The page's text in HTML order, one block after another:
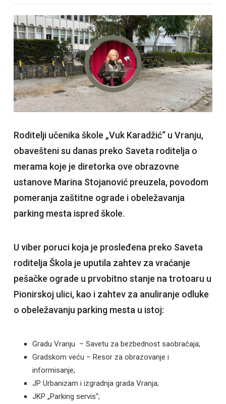
Roditelji učenika škole „Vuk Karadžić“ u Vranju,
obavešteni su danas preko Saveta roditelja o
merama koje je diretorka ove obrazovne
ustanove Marina Stojanović preuzela, povodom
pomeranja zaštitne ograde i obeležavanja
parking mesta ispred škole.
U viber poruci koja je prosleđena preko Saveta
roditelja Škola je uputila zahtev za vraćanje
pešačke ograde u prvobitno stanje na trotoaru u
Pionirskoj ulici, kao i zahtev za anuliranje odluke
o obeležavanju parking mesta u istoj:
Gradu Vranju – Savetu za bezbednost saobraćaja;
Gradskom veću – Resor za obrazovanje i
informisanje;
JP Urbanizam i izgradnja grada Vranja;
JKP „Parking servis“;